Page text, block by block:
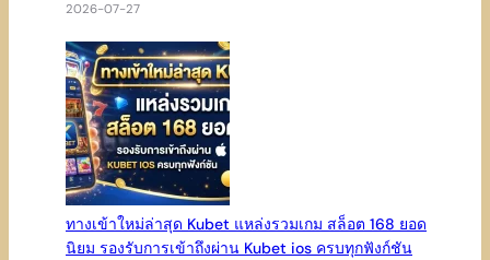
2026-07-27
ทางเข้าใหม่ล่าสุด Kubet แหล่งรวมเกม สล็อต 168 ยอด
นิยม รองรับการเข้าถึงผ่าน Kubet ios ครบทุกฟังก์ชัน